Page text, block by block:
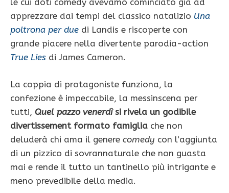
le cui doti comedy avevamo cominciato già ad
apprezzare dai tempi del classico natalizio Una
poltrona per due di Landis e riscoperte con
grande piacere nella divertente parodia-action
True Lies di James Cameron.
La coppia di protagoniste funziona, la
confezione è impeccabile, la messinscena per
tutti, Quel pazzo venerdìsi rivela un godibile
divertissement formato famiglia che non
deluderà chi ama il genere comedy con l’aggiunta
di un pizzico di sovrannaturale che non guasta
mai e rende il tutto un tantinello più intrigante e
meno prevedibile della media.